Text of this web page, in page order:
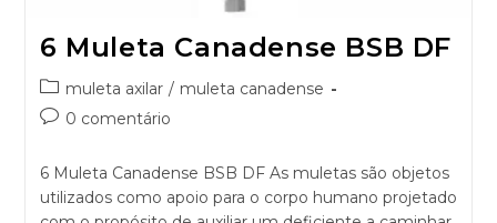
6 Muleta Canadense BSB DF
muleta axilar / muleta canadense
0 comentário
6 Muleta Canadense BSB DF As muletas são objetos
utilizados como apoio para o corpo humano projetado